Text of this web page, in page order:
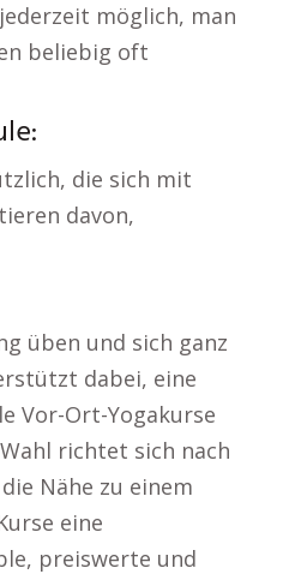
möglich, man
beliebig oft
die sich mit
davon,
üben und sich ganz
dabei, eine
Vor-Ort-Yogakurse
richtet sich nach
Nähe zu einem
eine
preiswerte und